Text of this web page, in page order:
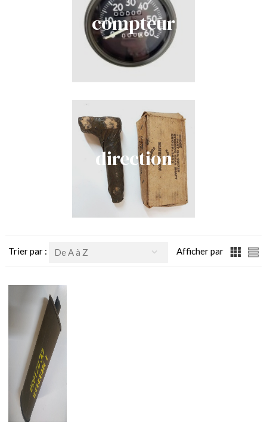
compteur
direction
Afficher par
Trier par : De A à Z